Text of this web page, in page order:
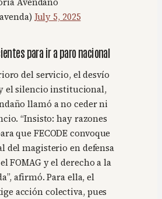
Avendaño
July 5, 2025
para ir a paro nacional
del servicio, el desvío
el silencio institucional,
llamó a no ceder ni
“Insisto: hay razones
que FECODE convoque
del magisterio en defensa
FOMAG y el derecho a la
afirmó. Para ella, el
acción colectiva, pues